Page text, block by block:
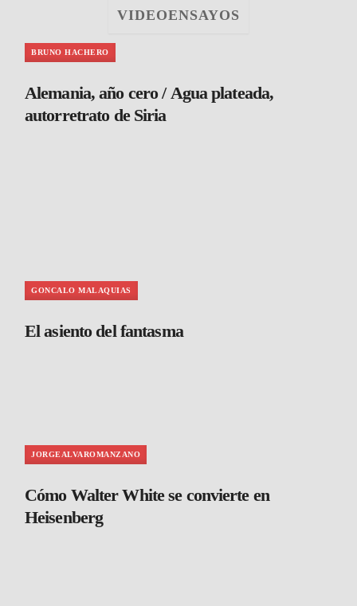
VIDEOENSAYOS
BRUNO HACHERO
Alemania, año cero / Agua plateada,
autorretrato de Siria
GONCALO MALAQUIAS
El asiento del fantasma
JORGEALVAROMANZANO
Cómo Walter White se convierte en
Heisenberg